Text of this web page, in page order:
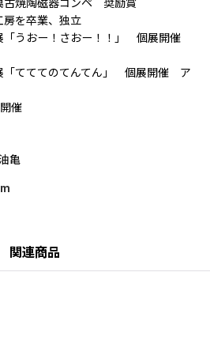
焼陶磁器コンペ 奨励賞
を卒業、独立
うおー！さおー！！」 個展開催
てててのてんてん」 個展開催 ア
催
亀
関連商品